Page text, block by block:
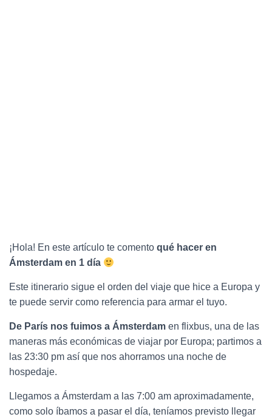
¡Hola! En este artículo te comento qué hacer en
Ámsterdam en 1 día
Este itinerario sigue el orden del viaje que hice a Europa y
te puede servir como referencia para armar el tuyo.
De París nos fuimos a Ámsterdam en flixbus, una de las
maneras más económicas de viajar por Europa; partimos a
las 23:30 pm así que nos ahorramos una noche de
hospedaje.
Llegamos a Ámsterdam a las 7:00 am aproximadamente,
como solo íbamos a pasar el día, teníamos previsto llegar